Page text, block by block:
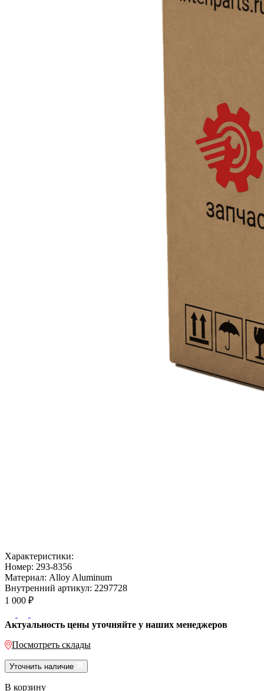
Характеристики:
Номер: 293-8356
Материал: Alloy Aluminum
Внутренний артикул: 2297728
1 000 ₽
Актуальность цены уточняйте у наших менеджеров
Посмотреть склады
Уточнить наличие
В корзину